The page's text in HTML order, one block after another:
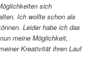
sich
Ich wollte schon als
Leider habe ich das
meine Möglichkeit,
Kreativität ihren Lauf